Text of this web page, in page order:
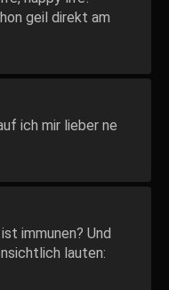
geil direkt am
ich mir lieber ne
immunen? Und
lauten: